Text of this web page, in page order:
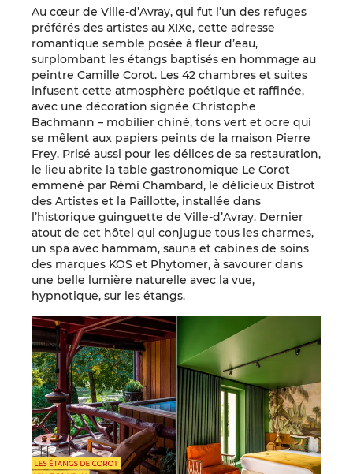
Au cœur de Ville-d’Avray, qui fut l’un des refuges
préférés des artistes au XIXe, cette adresse
romantique semble posée à fleur d’eau,
surplombant les étangs baptisés en hommage au
peintre Camille Corot. Les 42 chambres et suites
infusent cette atmosphère poétique et raffinée,
avec une décoration signée Christophe
Bachmann – mobilier chiné, tons vert et ocre qui
se mêlent aux papiers peints de la maison Pierre
Frey. Prisé aussi pour les délices de sa restauration,
le lieu abrite la table gastronomique Le Corot
emmené par Rémi Chambard, le délicieux Bistrot
des Artistes et la Paillotte, installée dans
l’historique guinguette de Ville-d’Avray. Dernier
atout de cet hôtel qui conjugue tous les charmes,
un spa avec hammam, sauna et cabines de soins
des marques KOS et Phytomer, à savourer dans
une belle lumière naturelle avec la vue,
hypnotique, sur les étangs.